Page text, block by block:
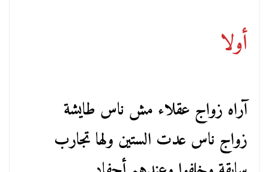
أولا
آراه زواج عقلاء مش ناس طايشة
زواج ناس عدت الستين ولها تجارب